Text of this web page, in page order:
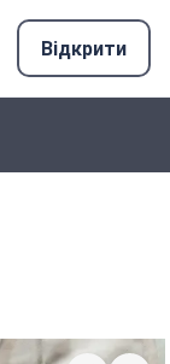
Відкрити